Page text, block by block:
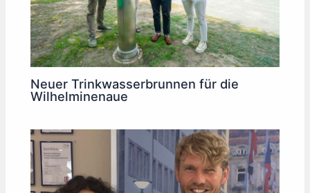
Neuer Trinkwasserbrunnen für die
Wilhelminenaue